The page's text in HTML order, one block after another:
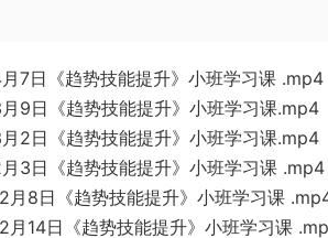
7日《趋势技能提升》小班学习课 .mp4
9日《趋势技能提升》小班学习课.mp4
2日《趋势技能提升》小班学习课.mp4
3日《趋势技能提升》小班学习课 .mp4
月8日《趋势技能提升》小班学习课
月14日《趋势技能提升》小班学习课